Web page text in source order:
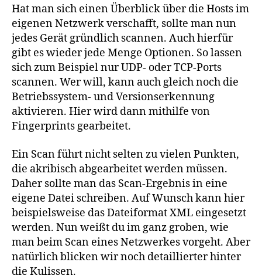
Hat man sich einen Überblick über die Hosts im
eigenen Netzwerk verschafft, sollte man nun
jedes Gerät gründlich scannen. Auch hierfür
gibt es wieder jede Menge Optionen. So lassen
sich zum Beispiel nur UDP- oder TCP-Ports
scannen. Wer will, kann auch gleich noch die
Betriebssystem- und Versionserkennung
aktivieren. Hier wird dann mithilfe von
Fingerprints gearbeitet.
Ein Scan führt nicht selten zu vielen Punkten,
die akribisch abgearbeitet werden müssen.
Daher sollte man das Scan-Ergebnis in eine
eigene Datei schreiben. Auf Wunsch kann hier
beispielsweise das Dateiformat XML eingesetzt
werden. Nun weißt du im ganz groben, wie
man beim Scan eines Netzwerkes vorgeht. Aber
natürlich blicken wir noch detaillierter hinter
die Kulissen.